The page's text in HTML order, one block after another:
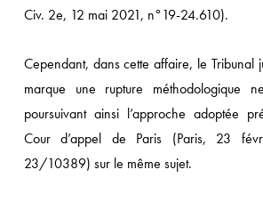
Civ. 2e, 12 mai 2021, n°19-24.610).
Cependant, dans cette affaire, le Tribunal
marque une rupture méthodologique
poursuivant ainsi l’approche adoptée
Cour d’appel de Paris (Paris, 23
23/10389) sur le même sujet.